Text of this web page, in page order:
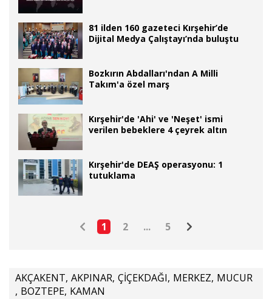
81 ilden 160 gazeteci Kırşehir’de
Dijital Medya Çalıştayı’nda buluştu
Bozkırın Abdalları'ndan A Milli
Takım'a özel marş
Kırşehir'de 'Ahi' ve 'Neşet' ismi
verilen bebeklere 4 çeyrek altın
Kırşehir'de DEAŞ operasyonu: 1
tutuklama
1 2 ... 5
AKÇAKENT, AKPINAR, ÇİÇEKDAĞI, MERKEZ, MUCUR
, BOZTEPE, KAMAN